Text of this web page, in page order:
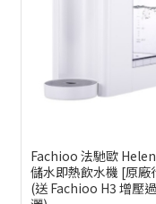
Fachioo 法馳歐
儲水即熱飲水機 [原廠
(送 Fachioo H3 增壓